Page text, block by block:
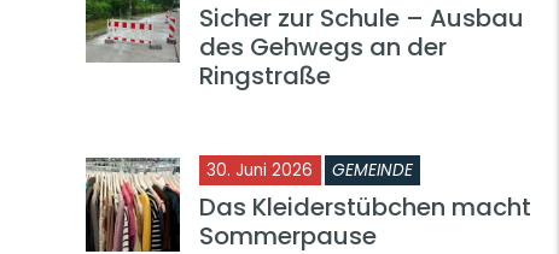
Sicher zur Schule – Ausbau
des Gehwegs an der
Ringstraße
30. Juni 2026 GEMEINDE
Das Kleiderstübchen macht
Sommerpause